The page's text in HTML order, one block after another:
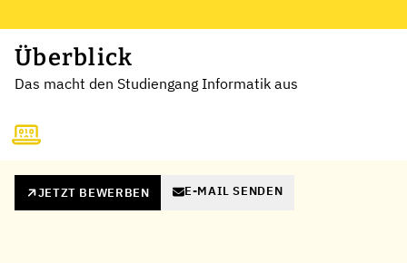
Überblick
Das macht den Studiengang Informatik aus
JETZT BEWERBEN E-MAIL SENDEN